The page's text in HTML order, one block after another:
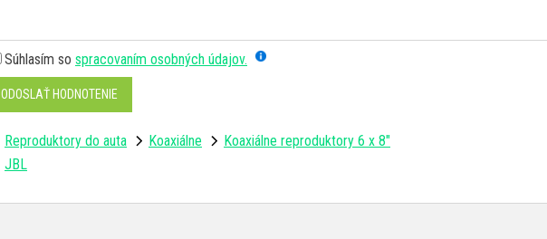
Súhlasím so spracovaním osobných údajov.
ODOSLAŤ HODNOTENIE
Reproduktory do auta Koaxiálne
Koaxiálne reproduktory 6 x 8"
JBL